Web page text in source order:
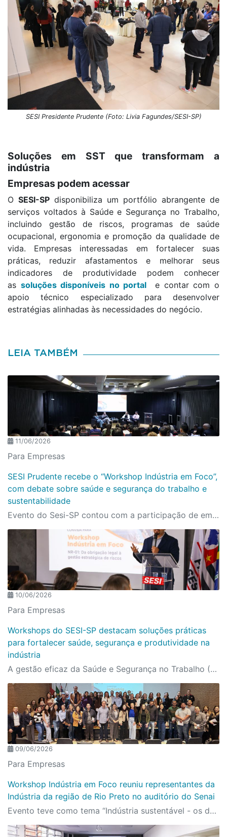
SESI Presidente Prudente (Foto: Livia Fagundes/SESI-SP)
Soluções em SST que transformam a
indústria
Empresas podem acessar
O SESI-SP disponibiliza um portfólio abrangente de
serviços voltados à Saúde e Segurança no Trabalho,
incluindo gestão de riscos, programas de saúde
ocupacional, ergonomia e promoção da qualidade de
vida. Empresas interessadas em fortalecer suas
práticas, reduzir afastamentos e melhorar seus
indicadores de produtividade podem conhecer
as soluções disponíveis no portal e contar com o
apoio técnico especializado para desenvolver
estratégias alinhadas às necessidades do negócio.
LEIA TAMBÉM
11/06/2026
Para Empresas
SESI Prudente recebe o “Workshop Indústria em Foco”,
com debate sobre saúde e segurança do trabalho e
sustentabilidade
Evento do Sesi-SP contou com a participação de empresas de quatro regiões do Oeste Paulista
10/06/2026
Para Empresas
Workshops do SESI-SP destacam soluções práticas
para fortalecer saúde, segurança e produtividade na
indústria
A gestão eficaz da Saúde e Segurança no Trabalho (SST) tem se consolidado como um fator decisivo para o desempenho e a sustentabilidade das indústrias.
09/06/2026
Para Empresas
Workshop Indústria em Foco reuniu representantes da
Indústria da região de Rio Preto no auditório do Senai
Evento teve como tema “Indústria sustentável - os desafios da gestão de segurança e saúde no trabalho”